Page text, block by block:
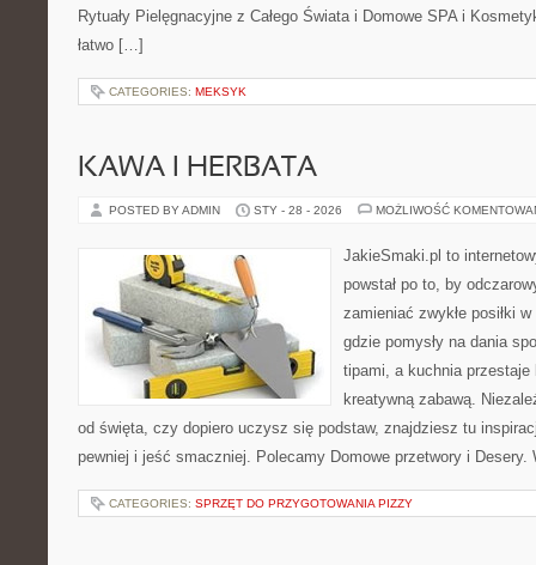
Rytuały Pielęgnacyjne z Całego Świata i Domowe SPA i
łatwo […]
CATEGORIES: MEKSYK
KAWA I HERBATA
POSTED BY ADMIN STY - 28 - 2026 MOŻLIWOŚĆ
JakieSmaki.pl to
powstał po to, by
zamieniać zwykłe posiłki
gdzie pomysły na dania
tipami, a kuchnia
kreatywną zabawą.
od święta, czy dopiero uczysz się podstaw, znajdziesz tu
pewniej i jeść smaczniej. Polecamy Domowe przetwory i
CATEGORIES: SPRZĘT DO PRZYGOTOWANIA PIZZY